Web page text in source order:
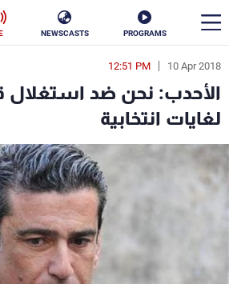
PROGRAMS
NEWSCASTS
10 Apr 2018
12:51 PM
الأحدب: نحن ضد استغلال
لغايات انتخابية
en
الأخبار
سياسة ناس
إقتصاد فن
رياضة